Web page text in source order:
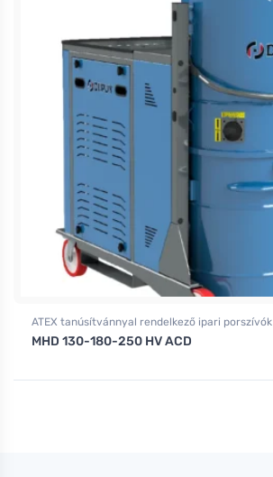
ATEX tanúsítvánnyal rendelkező ipari porszívók
MHD 130-180-250 HV ACD